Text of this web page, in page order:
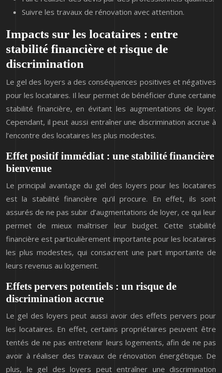
Suivre les travaux de rénovation avec attention.
Impacts sur les locataires : entre
stabilité financière et risque de
discrimination
Le gel des loyers a des conséquences positives et négatives
pour les locataires. Il leur permet de bénéficier d’une certaine
stabilité financière, en évitant les augmentations de loyer.
Cependant, il peut aussi entraîner une discrimination accrue à
l’encontre des locataires les plus modestes.
Effet positif immédiat : une stabilité financière
bienvenue
Le principal avantage du gel des loyers pour les locataires
est la stabilité financière qu’il procure. En effet, ils sont
assurés de ne pas subir d’augmentations de loyer, ce qui leur
permet de mieux maîtriser leur budget. Cette stabilité
financière est particulièrement importante pour les locataires
les plus modestes, qui consacrent une part importante de
leurs revenus au logement.
Effets pervers potentiels : un risque de
discrimination accrue
Le gel des loyers peut aussi avoir des effets pervers pour
les locataires. En effet, certains propriétaires peuvent être
tentés de ne pas entretenir leurs logements, afin de ne pas
avoir à réaliser des travaux de rénovation énergétique. De
plus, le gel des loyers peut entraîner une discrimination